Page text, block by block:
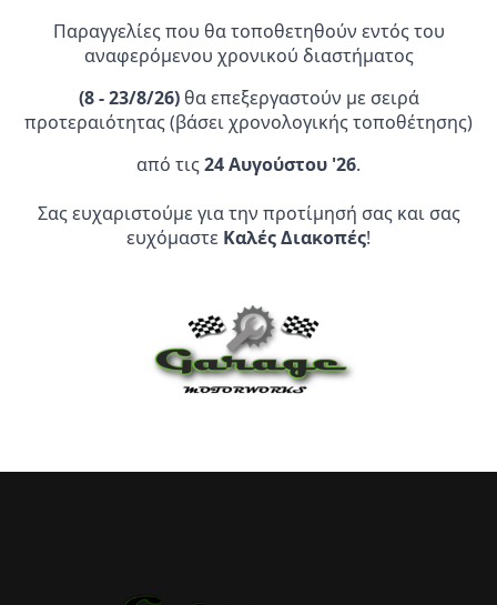
Επίσημος Αντιπρόσωπος:
Service Point:
CLEARANCE | ΑΝΑΚΑΛΥΨΤΕ
ΠΡΟΪΟΝΤΑ
Παραγγελίες που θα τοποθετηθούν εντός του
αναφερόμενου χρονικού διαστήματος
(8 - 23/8/26)θα επεξεργαστούν με σειρά
προτεραιότητας (βάσει χρονολογικής τοποθέτησης)
από τις24 Αυγούστου '26.
Σας ευχαριστούμε για την προτίμησή σας και σας
ευχόμαστε Καλές Διακοπές!